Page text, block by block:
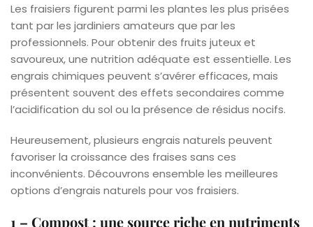
Les fraisiers figurent parmi les plantes les plus prisées
tant par les jardiniers amateurs que par les
professionnels. Pour obtenir des fruits juteux et
savoureux, une nutrition adéquate est essentielle. Les
engrais chimiques peuvent s’avérer efficaces, mais
présentent souvent des effets secondaires comme
l’acidification du sol ou la présence de résidus nocifs.
Heureusement, plusieurs engrais naturels peuvent
favoriser la croissance des fraises sans ces
inconvénients. Découvrons ensemble les meilleures
options d’engrais naturels pour vos fraisiers.
1 – Compost : une source riche en nutriments